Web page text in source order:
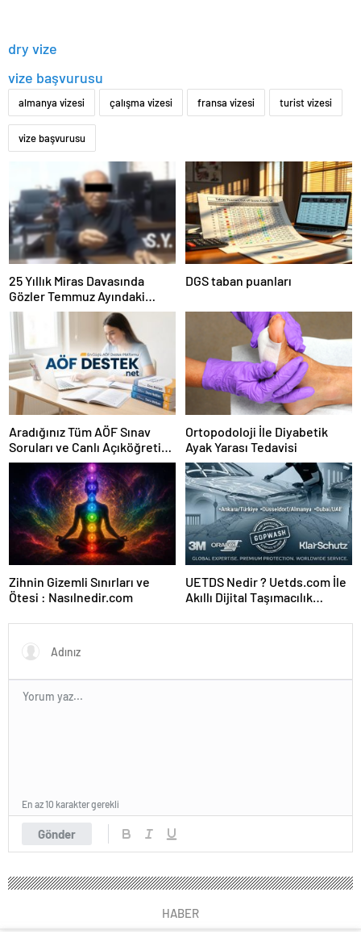
dry vize
vize başvurusu
almanya vizesi çalışma vizesi fransa vizesi turist vizesi
vize başvurusu
25 Yıllık Miras Davasında
Gözler Temmuz Ayındaki
Karar Duruşmasına Çevrildi
DGS taban puanları
Aradığınız Tüm AÖF Sınav
Soruları ve Canlı Açıköğretim
Forumu Burada
Ortopodoloji İle Diyabetik
Ayak Yarası Tedavisi
Zihnin Gizemli Sınırları ve
Ötesi : Nasılnedir.com
UETDS Nedir ? Uetds.com İle
Akıllı Dijital Taşımacılık
Gönder
En az 10 karakter gerekli
HABER